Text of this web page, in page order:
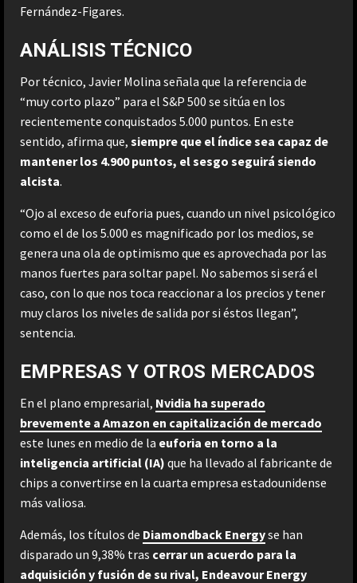
Fernández-Figares.
ANÁLISIS TÉCNICO
Por técnico, Javier Molina señala que la referencia de
“muy corto plazo” para el S&P 500 se sitúa en los
recientemente conquistados 5.000 puntos. En este
sentido, afirma que, siempre que el índice sea capaz de
mantener los 4.900 puntos, el sesgo seguirá siendo
alcista.
“Ojo al exceso de euforia pues, cuando un nivel psicológico
como el de los 5.000 es magnificado por los medios, se
genera una ola de optimismo que es aprovechada por las
manos fuertes para soltar papel. No sabemos si será el
caso, con lo que nos toca reaccionar a los precios y tener
muy claros los niveles de salida por si éstos llegan”,
sentencia.
EMPRESAS Y OTROS MERCADOS
En el plano empresarial, Nvidia ha superado
brevemente a Amazon en capitalización de mercado
este lunes en medio de la euforia en torno a la
inteligencia artificial (IA) que ha llevado al fabricante de
chips a convertirse en la cuarta empresa estadounidense
más valiosa.
Además, los títulos de Diamondback Energyse han
disparado un 9,38% tras cerrar un acuerdo para la
adquisición y fusión de su rival, Endeavour Energy